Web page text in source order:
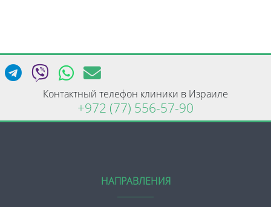
Контактный телефон клиники в Израиле
+972 (77) 556-57-90
НАПРАВЛЕНИЯ